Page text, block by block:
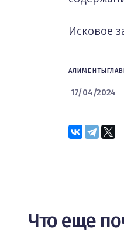
Исковое
АЛИМЕНТЫ
17/04/2024
Что еще